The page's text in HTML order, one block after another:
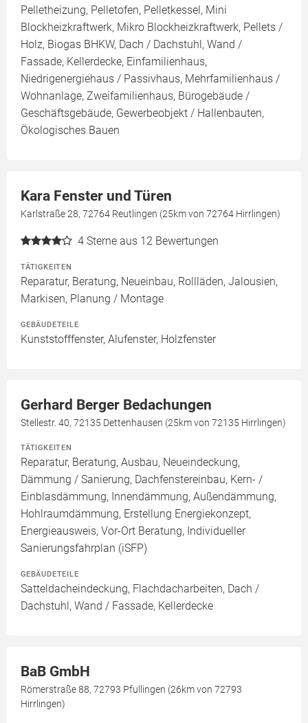
Pelletheizung, Pelletofen, Pelletkessel, Mini
Blockheizkraftwerk, Mikro Blockheizkraftwerk, Pellets /
Holz, Biogas BHKW, Dach / Dachstuhl, Wand /
Fassade, Kellerdecke, Einfamilienhaus,
Niedrigenergiehaus / Passivhaus, Mehrfamilienhaus /
Wohnanlage, Zweifamilienhaus, Bürogebäude /
Geschäftsgebäude, Gewerbeobjekt / Hallenbauten,
Ökologisches Bauen
Kara Fenster und Türen
Karlstraße 28, 72764 Reutlingen (25km von 72764 Hirrlingen)
4 Sterne aus 12 Bewertungen
TÄTIGKEITEN
Reparatur, Beratung, Neueinbau, Rollläden, Jalousien,
Markisen, Planung / Montage
GEBÄUDETEILE
Kunststofffenster, Alufenster, Holzfenster
Gerhard Berger Bedachungen
Stellestr. 40, 72135 Dettenhausen (25km von 72135 Hirrlingen)
TÄTIGKEITEN
Reparatur, Beratung, Ausbau, Neueindeckung,
Dämmung / Sanierung, Dachfenstereinbau, Kern- /
Einblasdämmung, Innendämmung, Außendämmung,
Hohlraumdämmung, Erstellung Energiekonzept,
Energieausweis, Vor-Ort Beratung, Individueller
Sanierungsfahrplan (iSFP)
GEBÄUDETEILE
Satteldacheindeckung, Flachdacharbeiten, Dach /
Dachstuhl, Wand / Fassade, Kellerdecke
BaB GmbH
Römerstraße 88, 72793 Pfullingen (26km von 72793
Hirrlingen)